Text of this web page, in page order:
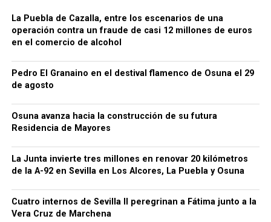
comprobación arqueológica del paramento.
La formulación histórica más rigurosa sería, por
tanto, que Hernán Ruiz II inspeccionó la torre de San
Juan en 1567 y pudo intervenir en el proyecto de su
transformación, mientras que Diego de Velasco
aparece relacionado con la ejecución o culminación
del chapitel y del campanario durante las últimas
décadas del siglo XVI.
La torre que hoy vemos no pertenece a un único
momento ni a un solo autor. Es una arquitectura
construida por capas: una base de origen medieval,
una gran reforma renacentista y posteriores
La Puebla de Cazalla, entre los escenarios de una
operación contra un fraude de casi 12 millones de euros
en el comercio de alcohol
Pedro El Granaino en el destival flamenco de Osuna el 29
de agosto
Osuna avanza hacia la construcción de su futura
Residencia de Mayores
La Junta invierte tres millones en renovar 20 kilómetros
de la A-92 en Sevilla en Los Alcores, La Puebla y Osuna
Cuatro internos de Sevilla II peregrinan a Fátima junto a la
Vera Cruz de Marchena